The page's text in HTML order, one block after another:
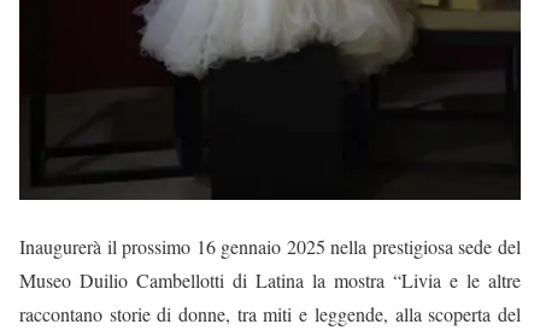
Inaugurerà il prossimo 16 gennaio 2025 nella prestigiosa sede del
Museo Duilio Cambellotti di Latina la mostra “Livia e le altre
raccontano storie di donne, tra miti e leggende, alla scoperta del